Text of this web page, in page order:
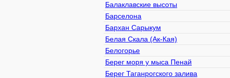
Балаклавские высоты
Барселона
Бархан Сарыкум
Белая Скала (Ак-Кая)
Белогорье
Берег моря у мыса Пенай
Берег Таганрогского залива